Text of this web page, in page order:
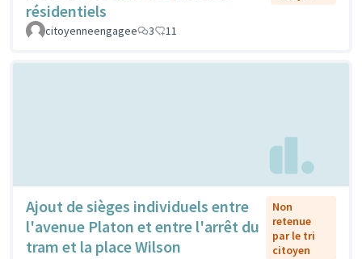
résidentiels
citoyenneengagee 3 11
Ajout de sièges individuels entre
l'avenue Platon et entre l'arrêt du
tram et la place Wilson
Non
retenue
par le tri
citoyen